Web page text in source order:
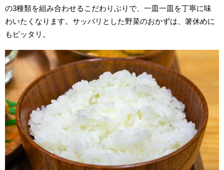
の3種類を組み合わせるこだわりぶりで、一皿一皿を丁寧に味
わいたくなります。サッパリとした野菜のおかずは、箸休めに
もピッタリ。